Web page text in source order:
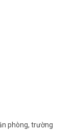
phòng, trường